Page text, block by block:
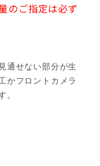
のご指定は必ず
通せない部分が生
かフロントカメラ
。